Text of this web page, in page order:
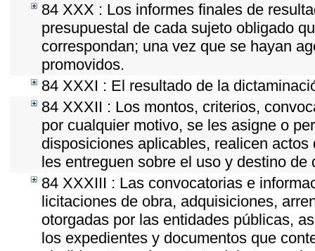
84 XXX : Los informes finales de
presupuestal de cada sujeto obligado
correspondan; una vez que se hayan
promovidos.
84 XXXI : El resultado de la
84 XXXII : Los montos, criterios,
por cualquier motivo, se les asigne o
disposiciones aplicables, realicen
les entreguen sobre el uso y destino de
84 XXXIII : Las convocatorias e
licitaciones de obra, adquisiciones,
otorgadas por las entidades públicas,
los expedientes y documentos que